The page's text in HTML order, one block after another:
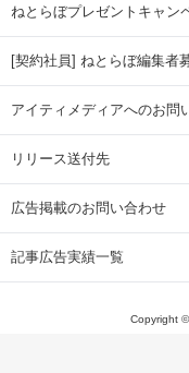
ねとらぼプレゼントキャン
[契約社員] ねとらぼ編集者
アイティメディアへのお問
リリース送付先
広告掲載のお問い合わせ
記事広告実績一覧
Copyright